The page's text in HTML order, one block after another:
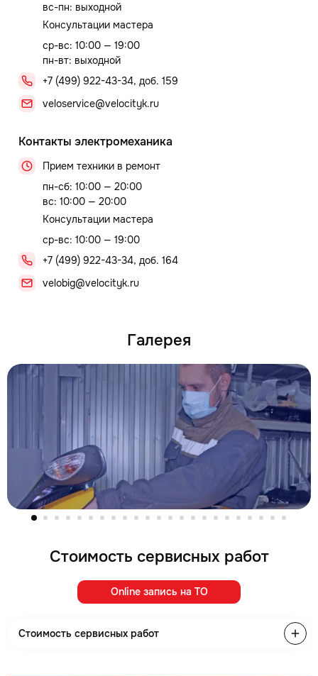
вс-пн: выходной
Консультации мастера
ср-вс: 10:00 — 19:00
пн-вт: выходной
+7 (499) 922-43-34, доб. 159
veloservice@velocityk.ru
Контакты электромеханика
Прием техники в ремонт
пн-сб: 10:00 — 20:00
вс: 10:00 — 20:00
Консультации мастера
ср-вс: 10:00 — 19:00
+7 (499) 922-43-34, доб. 164
velobig@velocityk.ru
Галерея
Стоимость сервисных работ
Online запись на ТО
Стоимость сервисных работ